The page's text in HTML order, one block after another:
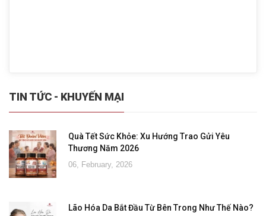
TIN TỨC - KHUYẾN MẠI
Quà Tết Sức Khỏe: Xu Hướng Trao Gửi Yêu
Thương Năm 2026
06, February, 2026
Lão Hóa Da Bắt Đầu Từ Bên Trong Như Thế Nào?